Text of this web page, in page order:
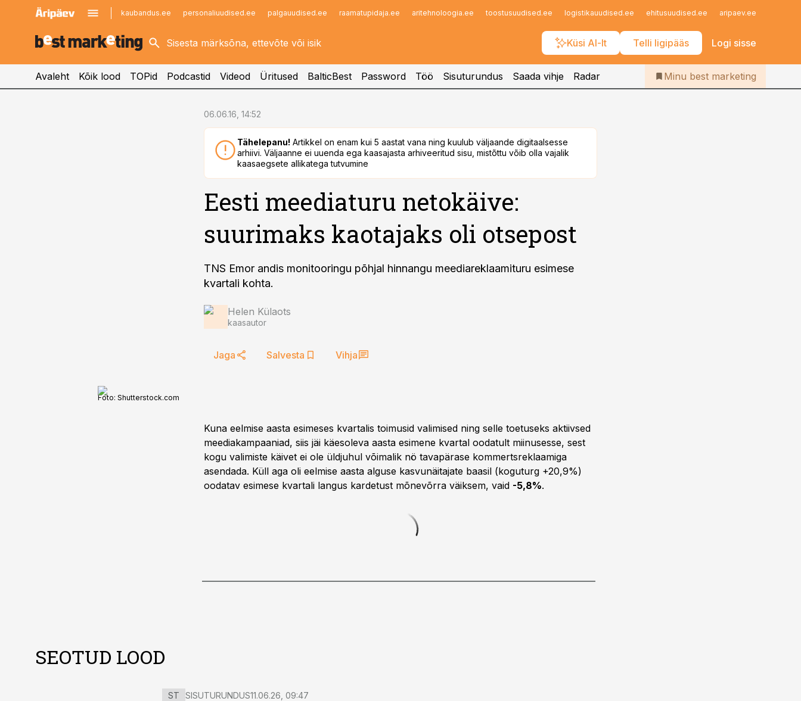
kaubandus.ee personaliuudised.ee palgauudised.ee raamatupidaja.ee aritehnoloogia.ee toostusuudised.ee logistikauudised.ee ehitusuudised.ee aripaev.ee
Küsi AI-lt Telli ligipääs Logi sisse
kinnisvarauudised.ee
logistikauudised.ee
imelineajalugu.ee
Infopank
Iseteenindus
Telli Bestmarketing
Avaleht Kõik lood TOPid Podcastid Videod Üritused BalticBest Password Töö Sisuturundus Saada vihje Radar Minu best marketing
06.06.16, 14:52
Tähelepanu! Artikkel on enam kui 5 aastat vana ning kuulub väljaande digitaalsesse
arhiivi. Väljaanne ei uuenda ega kaasajasta arhiveeritud sisu, mistõttu võib olla vajalik
kaasaegsete allikatega tutvumine
Eesti meediaturu netokäive:
suurimaks kaotajaks oli otsepost
TNS Emor andis monitooringu põhjal hinnangu meediareklaamituru esimese
Helen Külaots
kaasautor
Jaga Salvesta Vihja
Foto: Shutterstock.com
Kuna eelmise aasta esimeses kvartalis toimusid valimised ning selle toetuseks aktiivsed
meediakampaaniad, siis jäi käesoleva aasta esimene kvartal oodatult miinusesse, sest
kogu valimiste käivet ei ole üldjuhul võimalik nö tavapärase kommertsreklaamiga
asendada. Küll aga oli eelmise aasta alguse kasvunäitajate baasil (koguturg +20,9%)
oodatav esimese kvartali langus kardetust mõnevõrra väiksem, vaid -5,8%.
SEOTUD LOOD
ST SISUTURUNDUS11.06.26, 09:47